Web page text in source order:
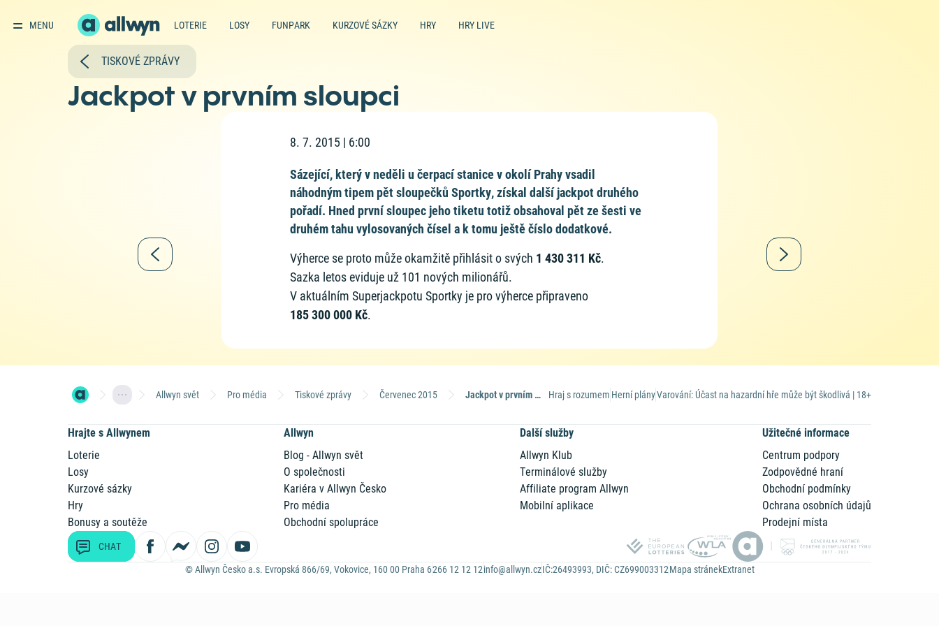
MENU LOTERIE LOSY FUNPARK KURZOVÉ SÁZKY HRY HRY LIVE
TISKOVÉ ZPRÁVY
Jackpot v prvním sloupci
8. 7. 2015 | 6:00
Sázející, který v neděli u čerpací stanice v okolí Prahy vsadil
náhodným tipem pět sloupečků Sportky, získal další jackpot druhého
pořadí. Hned první sloupec jeho tiketu totiž obsahoval pět ze šesti ve
druhém tahu vylosovaných čísel a k tomu ještě číslo dodatkové.
Výherce se proto může okamžitě přihlásit o svých 1 430 311 Kč.
Sazka letos eviduje už 101 nových milionářů.
V aktuálním Superjackpotu Sportky je pro výherce připraveno
185 300 000 Kč.
Allwyn svět Pro média Tiskové zprávy Červenec 2015 Jackpot v prvním sloupci Hraj s rozumem Herní plányVarování: Účast na hazardní hře může být škodlivá | 18+
Hrajte s Allwynem
Loterie
Losy
Kurzové sázky
Hry
Bonusy a soutěže
Allwyn
Blog - Allwyn svět
O společnosti
Kariéra v Allwyn Česko
Pro média
Obchodní spolupráce
Další služby
Allwyn Klub
Terminálové služby
Affiliate program Allwyn
Mobilní aplikace
Užitečné informace
Centrum podpory
Zodpovědné hraní
Obchodní podmínky
Ochrana osobních údajů
Prodejní místa
CHAT
© Allwyn Česko a.s. Evropská 866/69, Vokovice, 160 00 Praha 6266 12 12 12info@allwyn.czIČ:26493993, DIČ: CZ699003312Mapa stránekExtranet